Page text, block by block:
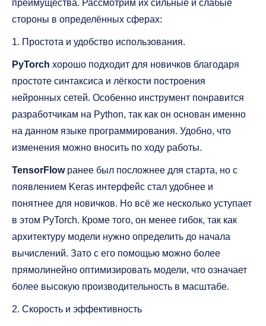
преимущества. Рассмотрим их сильные и слабые
стороны в определённых сферах:
1. Простота и удобство использования.
PyTorch хорошо подходит для новичков благодаря
простоте синтаксиса и лёгкости построения
нейронных сетей. Особенно инструмент понравится
разработчикам на Python, так как он основан именно
на данном языке программирования. Удобно, что
изменения можно вносить по ходу работы.
TensorFlow ранее был посложнее для старта, но с
появлением Keras интерфейс стал удобнее и
понятнее для новичков. Но всё же несколько уступает
в этом PyTorch. Кроме того, он менее гибок, так как
архитектуру модели нужно определить до начала
вычислений. Зато с его помощью можно более
прямолинейно оптимизировать модели, что означает
более высокую производительность в масштабе.
2. Скорость и эффективность